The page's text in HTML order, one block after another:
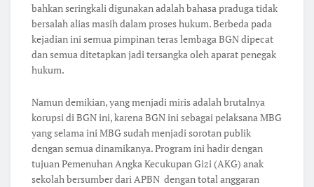
bahkan seringkali digunakan adalah bahasa praduga tidak
bersalah alias masih dalam proses hukum. Berbeda pada
kejadian ini semua pimpinan teras lembaga BGN dipecat
dan semua ditetapkan jadi tersangka oleh aparat penegak
hukum.
Namun demikian, yang menjadi miris adalah brutalnya
korupsi di BGN ini, karena BGN ini sebagai pelaksana MBG
yang selama ini MBG sudah menjadi sorotan publik
dengan semua dinamikanya. Program ini hadir dengan
tujuan Pemenuhan Angka Kecukupan Gizi (AKG) anak
sekolah bersumber dari APBN dengan total anggaran